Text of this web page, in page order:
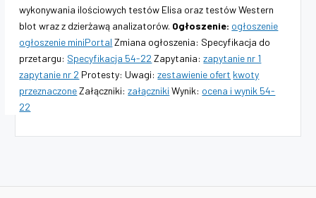
wykonywania ilościowych testów Elisa oraz testów Western
blot wraz z dzierżawą analizatorów. Ogłoszenie: ogłoszenie
ogłoszenie miniPortal Zmiana ogłoszenia: Specyfikacja do
przetargu: Specyfikacja 54-22 Zapytania:zapytanie nr 1
zapytanie nr 2 Protesty: Uwagi:zestawienie ofert kwoty
przeznaczoneZałączniki:załączniki Wynik: ocena i wynik 54-
22